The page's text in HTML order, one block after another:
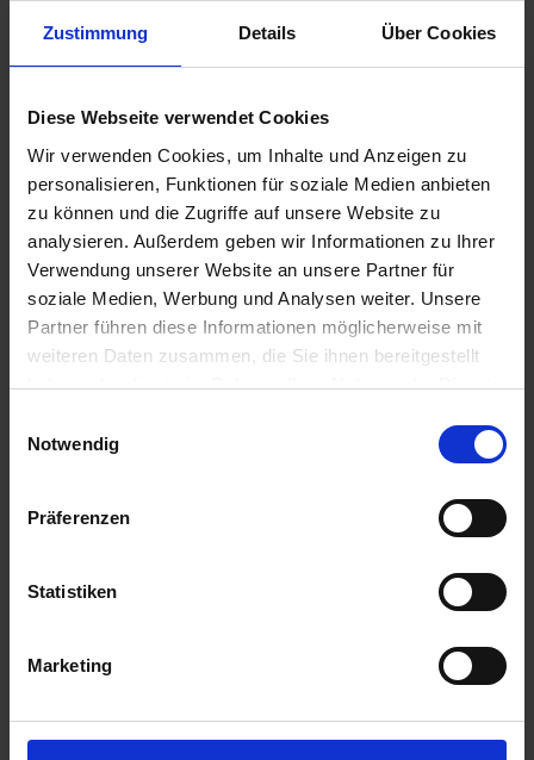
Zustimmung Details Über Cookies
Diese Webseite verwendet Cookies
Wir verwenden Cookies, um Inhalte und Anzeigen zu
personalisieren, Funktionen für soziale Medien anbieten
zu können und die Zugriffe auf unsere Website zu
analysieren. Außerdem geben wir Informationen zu Ihrer
Verwendung unserer Website an unsere Partner für
soziale Medien, Werbung und Analysen weiter. Unsere
Partner führen diese Informationen möglicherweise mit
weiteren Daten zusammen, die Sie ihnen bereitgestellt
haben oder die sie im Rahmen Ihrer Nutzung der Dienste
Notwendig
Präferenzen
Statistiken
Marketing
BAT Pro Phosphor Aktiv
Artikel-Nr.: 63306-01-cfg